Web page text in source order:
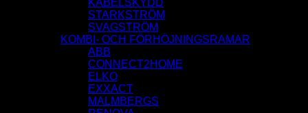
KABELSKYDD
STARKSTRÖM
SVAGSTRÖM
KOMBI- OCH FÖRHÖJNINGSRAMAR
ABB
CONNECT2HOME
ELKO
EXXACT
MALMBERGS